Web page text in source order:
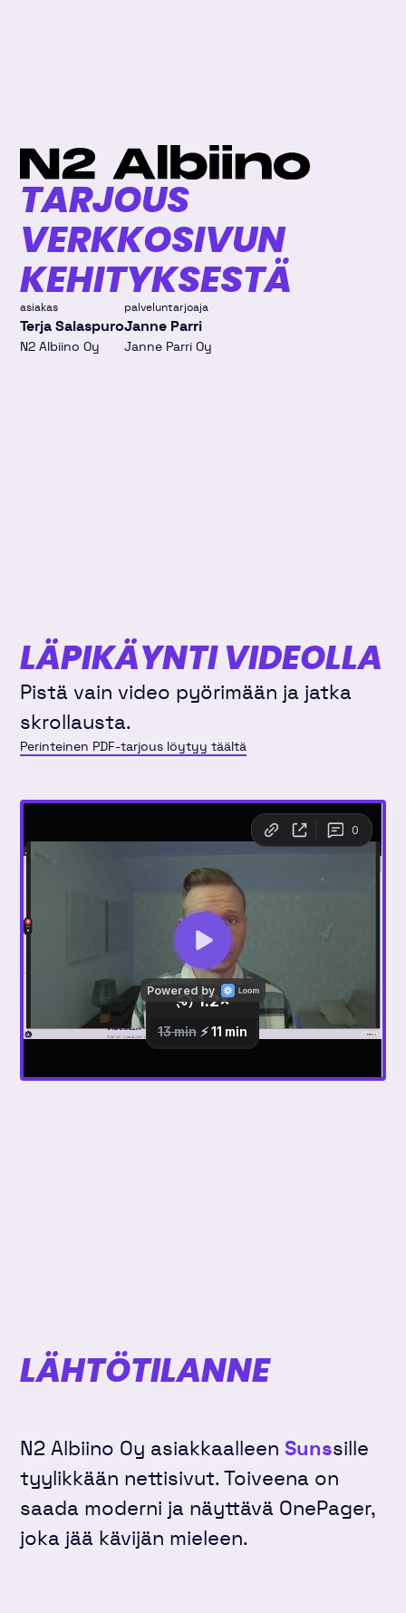
TARJOUS
VERKKOSIVUN
KEHITYKSESTÄ
asiakas
Terja Salaspuro
N2 Albiino Oy
palveluntarjoaja
Janne Parri
Janne Parri Oy
LÄPIKÄYNTI VIDEOLLA
Pistä vain video pyörimään ja jatka
skrollausta.
Perinteinen PDF-tarjous löytyy täältä
LÄHTÖTILANNE
N2 Albiino Oy asiakkaalleenSunssille
tyylikkään nettisivut. Toiveena on
saada moderni ja näyttävä OnePager,
joka jää kävijän mieleen.